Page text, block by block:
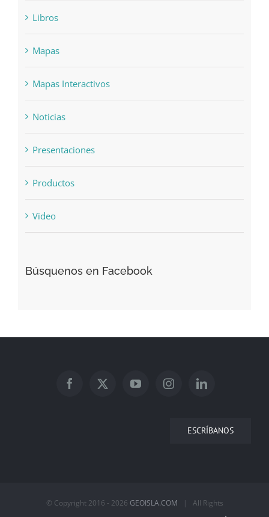
Libros
Mapas
Mapas Interactivos
Noticias
Presentaciones
Productos
Video
Búsquenos en Facebook
ESCRÍBANOS
© Copyright 2016 - 2026 GEOISLA.COM | All Rights